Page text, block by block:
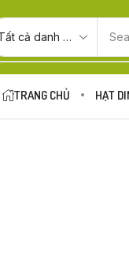
TRANG CHỦ HẠT